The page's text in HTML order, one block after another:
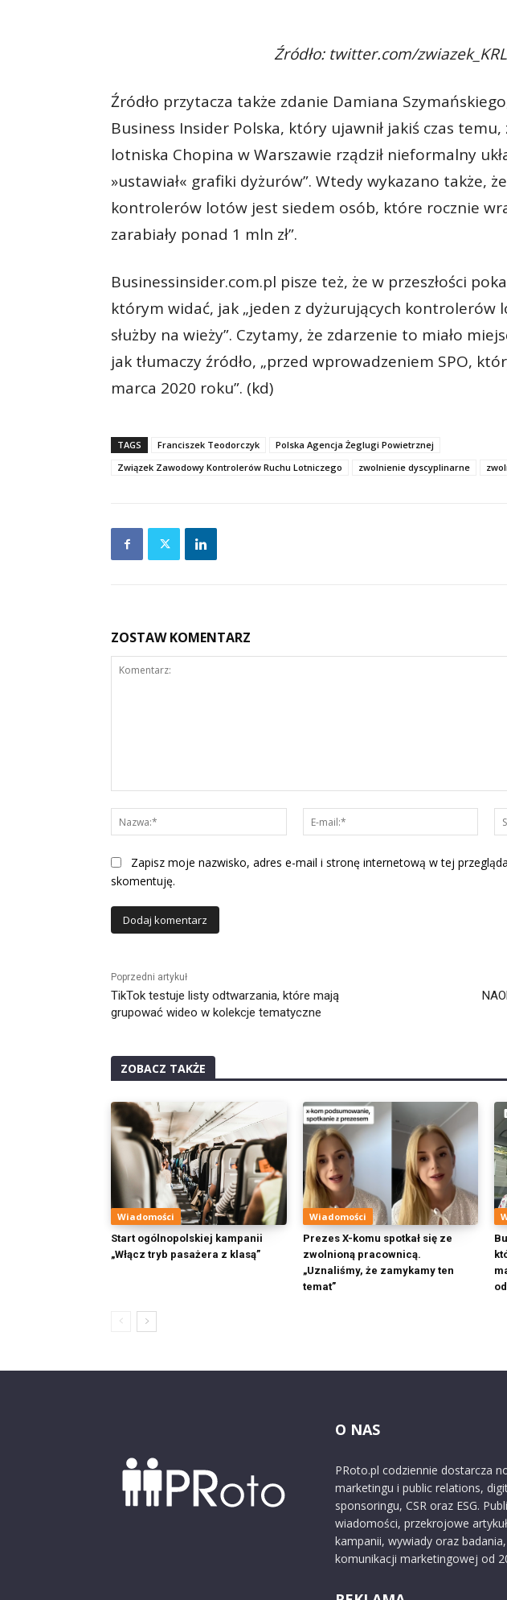
Źródło: twitter.com/zwiazek_KRL
Źródło przytacza także zdanie Damiana
Business Insider Polska, który ujawnił jakiś czas
lotniska Chopina w Warszawie rządził nieformalny
»ustawiał« grafiki dyżurów”. Wtedy wykazano także,
kontrolerów lotów jest siedem osób, które rocznie
zarabiały ponad 1 mln zł”.
Businessinsider.com.pl pisze też, że w przeszłości
którym widać, jak „jeden z dyżurujących kontrolerów
służby na wieży”. Czytamy, że zdarzenie to miało
jak tłumaczy źródło, „przed wprowadzeniem SPO,
marca 2020 roku”. (kd)
TAGS Franciszek Teodorczyk
Polska Agencja Żeglugi Powietrznej
Związek Zawodowy Kontrolerów Ruchu Lotniczego
zwolnienie dyscyplinarne
ZOSTAW KOMENTARZ
Nazwa:*
Zapisz moje nazwisko, adres e-mail i stronę internetową w tej
skomentuję.
Poprzedni artykuł
TikTok testuje listy odtwarzania, które mają
grupować wideo w kolekcje tematyczne
ZOBACZ TAKŻE
Wiadomości
Start ogólnopolskiej kampanii
„Włącz tryb pasażera z klasą”
Wiadomości
Prezes X-komu spotkał się ze
zwolnioną pracownicą.
„Uznaliśmy, że zamykamy ten
temat”
O NAS
PRoto.pl codziennie dostarcza
marketingu i public relations,
sponsoringu, CSR oraz ESG.
wiadomości, przekrojowe
kampanii, wywiady oraz
komunikacji marketingowej od